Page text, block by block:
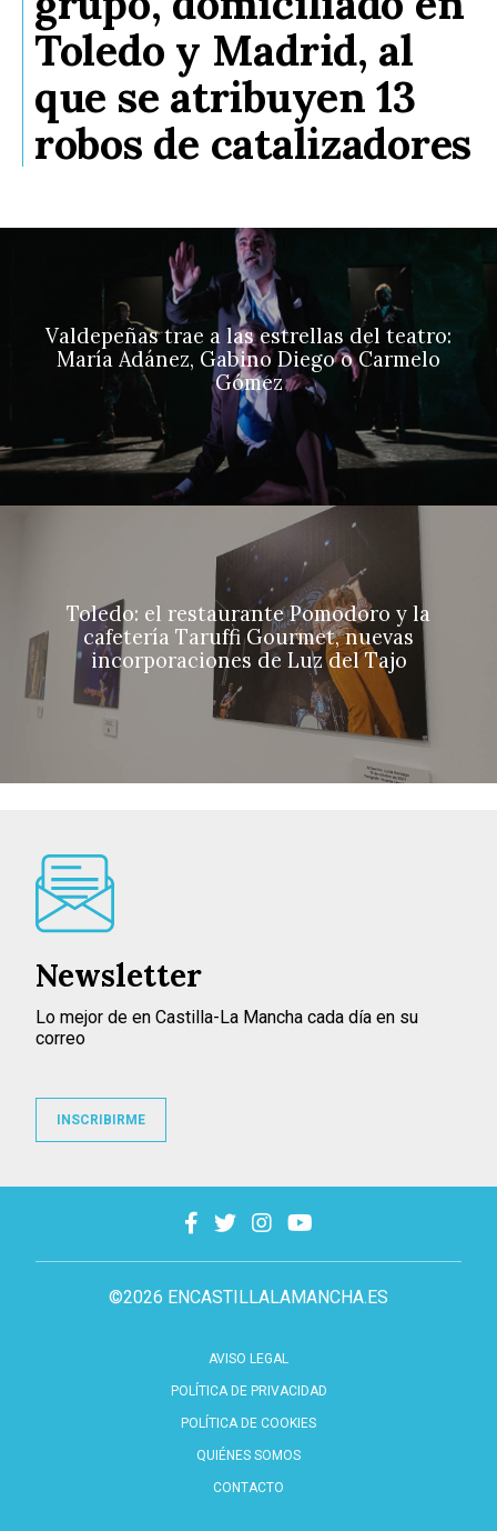
Toledo y Madrid, al
que se atribuyen 13
robos de catalizadores
Valdepeñas trae a las estrellas del teatro:
María Adánez, Gabino Diego o Carmelo
Gómez
Toledo: el restaurante Pomodoro y la
cafetería Taruffi Gourmet, nuevas
incorporaciones de Luz del Tajo
©2026 ENCASTILLALAMANCHA.ES
AVISO LEGAL
POLÍTICA DE PRIVACIDAD
POLÍTICA DE COOKIES
QUIÉNES SOMOS
CONTACTO
Newsletter
Lo mejor de en Castilla-La Mancha cada día en su
correo
INSCRIBIRME